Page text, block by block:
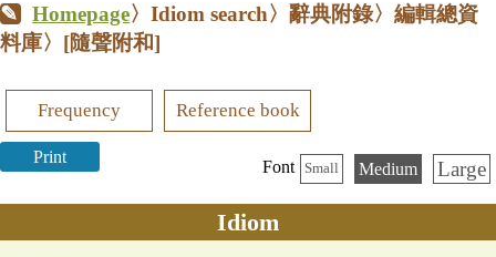
Homepage〉Idiom search〉辭典附錄〉編輯總資
料庫〉 [隨聲附和]
Frequency Reference book
Print
Font Small Medium Large
Idiom